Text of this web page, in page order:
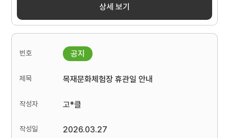
상세 보기
목재문화체험장 휴관일 안내
고*클
2026.03.27